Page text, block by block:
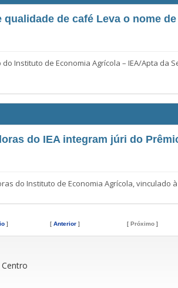
qualidade de café Leva o nome
Instituto de Economia Agrícola – IEA/Apta da
do IEA integram júri do
Instituto de Economia Agrícola, vinculado à
] [ Anterior] [ Próximo ]
Centro